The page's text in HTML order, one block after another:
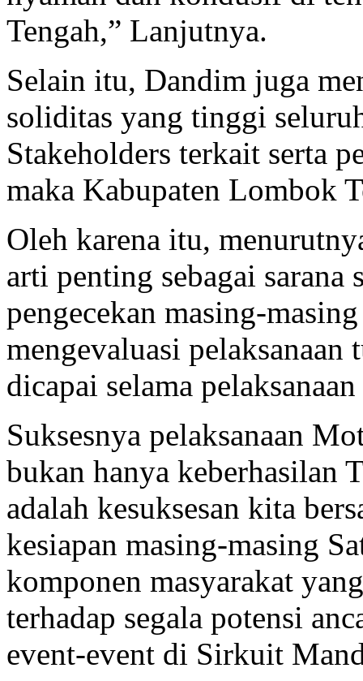
Tengah,” Lanjutnya.
Selain itu, Dandim juga
soliditas yang tinggi
Stakeholders terkait serta
maka Kabupaten Lombok
Oleh karena itu,
arti penting sebagai
pengecekan masing-
mengevaluasi pelaksanaan
dicapai selama
Suksesnya pelaksanaan
bukan hanya keberhasilan
adalah kesuksesan kita
kesiapan masing-masing
komponen masyarakat
terhadap segala potensi
event-event di Sirkuit